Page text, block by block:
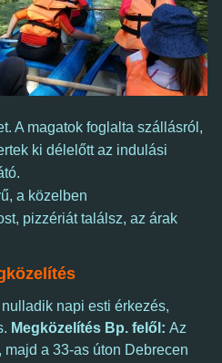
A magatok foglalta szállásról ,
ki délelőtt az indulási
a közelben
pizzériát találsz, az árak
napi esti érkezés,
Megközelítés Bp. felől: Az
majd a 33-as úton Debrecen